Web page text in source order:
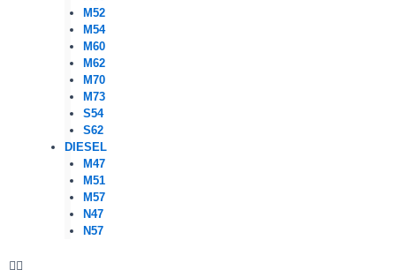
M52
M54
M60
M62
M70
M73
S54
S62
DIESEL
M47
M51
M57
N47
N57